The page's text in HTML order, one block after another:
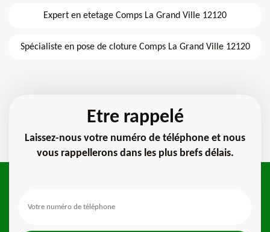
Expert en etetage Comps La Grand Ville 12120
Spécialiste en pose de cloture Comps La Grand Ville 12120
Etre rappelé
Laissez-nous votre numéro de téléphone et nous
vous rappellerons dans les plus brefs délais.